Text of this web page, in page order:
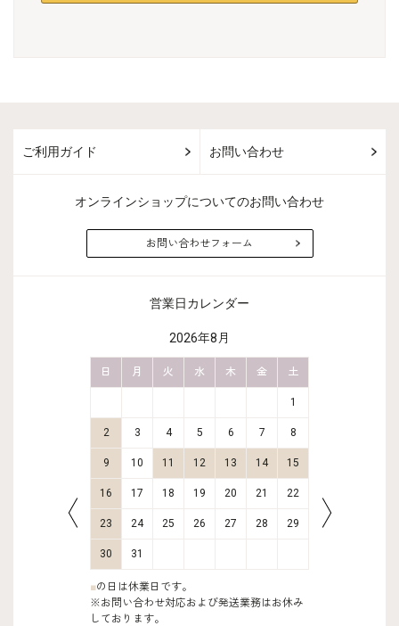
ご利用ガイド お問い合わせ
オンラインショップについてのお問い合わせ
お問い合わせフォーム
営業日カレンダー
2026年8月
日 月 火 水 木 金 土
1
2 3 4 5 6 7 8
9 10 11 12 13 14 15
16 17 18 19 20 21 22
23 24 25 26 27 28 29
30 31
■の日は休業日です。
※お問い合わせ対応および発送業務はお休み
しております。